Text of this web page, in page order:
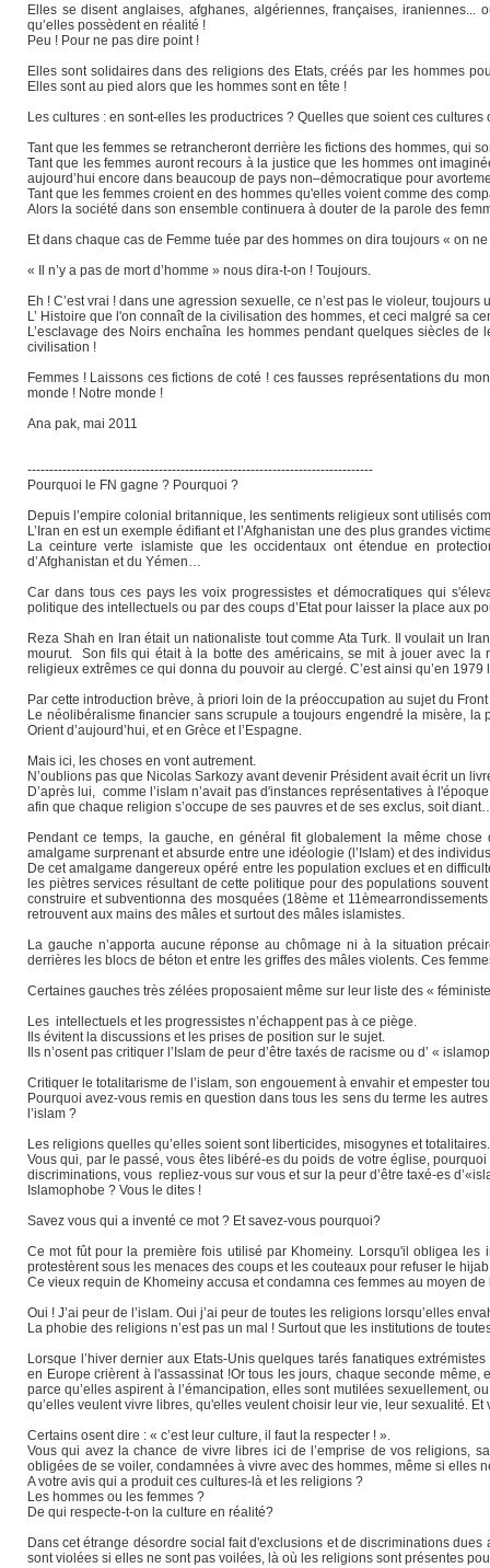
Elles se disent anglaises, afghanes, algériennes, françaises,
qu’elles possèdent en réalité !
Peu ! Pour ne pas dire point !
Elles sont solidaires dans des religions des Etats, créés par les hommes
Elles sont au pied alors que les hommes sont en tête !
Les cultures : en sont-elles les productrices ? Quelles que soient ces
Tant que les femmes se retrancheront derrière les fictions des hommes, qui
Tant que les femmes auront recours à la justice que les hommes ont
aujourd’hui encore dans beaucoup de pays non–démocratique pour
Tant que les femmes croient en des hommes qu'elles voient comme des
Alors la société dans son ensemble continuera à douter de la parole des
Et dans chaque cas de Femme tuée par des hommes on dira toujours « on
« Il n’y a pas de mort d’homme » nous dira-t-on ! Toujours.
Eh ! C’est vrai ! dans une agression sexuelle, ce n’est pas le violeur,
L’ Histoire que l'on connaît de la civilisation des hommes, et ceci malgré sa
L’esclavage des Noirs enchaîna les hommes pendant quelques siècles
civilisation !
Femmes ! Laissons ces fictions de coté ! ces fausses représentations du
monde ! Notre monde !
Ana pak, mai 2011
-------------------------------------------------------------------------------
Pourquoi le FN gagne ? Pourquoi ?
Depuis l’empire colonial britannique, les sentiments religieux sont utilisés
L’Iran en est un exemple édifiant et l’Afghanistan une des plus grandes
La ceinture verte islamiste que les occidentaux ont étendue en
d’Afghanistan et du Yémen…
Car dans tous ces pays les voix progressistes et démocratiques qui
politique des intellectuels ou par des coups d’Etat pour laisser la place aux
Reza Shah en Iran était un nationaliste tout comme Ata Turk. Il voulait un
mourut. Son fils qui était à la botte des américains, se mit à jouer avec la
religieux extrêmes ce qui donna du pouvoir au clergé. C’est ainsi qu’en
Par cette introduction brève, à priori loin de la préoccupation au sujet du
Le néolibéralisme financier sans scrupule a toujours engendré la misère,
Orient d’aujourd’hui, et en Grèce et l’Espagne.
Mais ici, les choses en vont autrement.
N’oublions pas que Nicolas Sarkozy avant devenir Président avait écrit un
D’après lui, comme l’islam n’avait pas d'instances représentatives à
afin que chaque religion s’occupe de ses pauvres et de ses exclus, soit
Pendant ce temps, la gauche, en général fit globalement la même
amalgame surprenant et absurde entre une idéologie (l’Islam) et des
De cet amalgame dangereux opéré entre les population exclues et en
les piètres services résultant de cette politique pour des populations
construire et subventionna des mosquées (18ème et
retrouvent aux mains des mâles et surtout des mâles islamistes.
La gauche n’apporta aucune réponse au chômage ni à la situation
derrières les blocs de béton et entre les griffes des mâles violents. Ces
Certaines gauches très zélées proposaient même sur leur liste des «
Les intellectuels et les progressistes n’échappent pas à ce piège.
Ils évitent la discussions et les prises de position sur le sujet.
Ils n’osent pas critiquer l’Islam de peur d’être taxés de racisme ou d’ «
Critiquer le totalitarisme de l’islam, son engouement à envahir et empester
Pourquoi avez-vous remis en question dans tous les sens du terme les
l’islam ?
Les religions quelles qu’elles soient sont liberticides, misogynes et totalitaires.
Vous qui, par le passé, vous êtes libéré-es du poids de votre église,
discriminations, vous repliez-vous sur vous et sur la peur d’être taxé-es
Islamophobe ? Vous le dites !
Savez vous qui a inventé ce mot ? Et savez-vous pourquoi?
Ce mot fût pour la première fois utilisé par Khomeiny. Lorsqu'il obligea
protestèrent sous les menaces des coups et les couteaux pour refuser le
Ce vieux requin de Khomeiny accusa et condamna ces femmes au moyen de
Oui ! J’ai peur de l’islam. Oui j’ai peur de toutes les religions lorsqu’elles
La phobie des religions n’est pas un mal ! Surtout que les institutions de
Lorsque l’hiver dernier aux Etats-Unis quelques tarés fanatiques
en Europe crièrent à l'assassinat !Or tous les jours, chaque seconde
parce qu’elles aspirent à l’émancipation, elles sont mutilées sexuellement,
qu’elles veulent vivre libres, qu'elles veulent choisir leur vie, leur sexualité. Et
Certains osent dire : « c’est leur culture, il faut la respecter ! ».
Vous qui avez la chance de vivre libres ici de l’emprise de vos religions,
obligées de se voiler, condamnées à vivre avec des hommes, même si elles
A votre avis qui a produit ces cultures-là et les religions ?
Les hommes ou les femmes ?
De qui respecte-t-on la culture en réalité?
Dans cet étrange désordre social fait d'exclusions et de discriminations
sont violées si elles ne sont pas voilées, là où les religions sont présentes